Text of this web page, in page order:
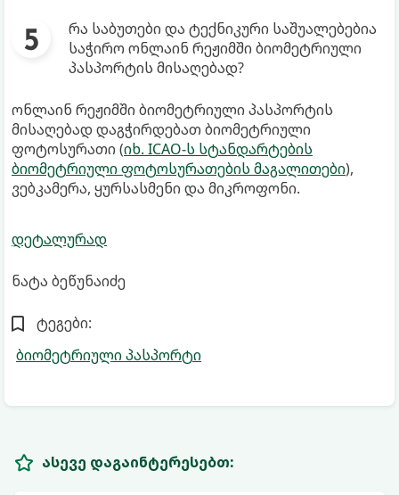
რა საბუთები და ტექნიკური საშუალებებია
საჭირო ონლაინ რეჟიმში ბიომეტრიული
პასპორტის მისაღებად?
ონლაინ რეჟიმში ბიომეტრიული პასპორტის
მისაღებად დაგჭირდებათ ბიომეტრიული
ფოტოსურათი (იხ. ICAO-ს სტანდარტების
ბიომეტრიული ფოტოსურათების მაგალითები),
ვებკამერა, ყურსასმენი და მიკროფონი.
დეტალურად
ნატა ბეწუნაიძე
ტეგები:
ბიომეტრიული პასპორტი
ასევე დაგაინტერესებთ: